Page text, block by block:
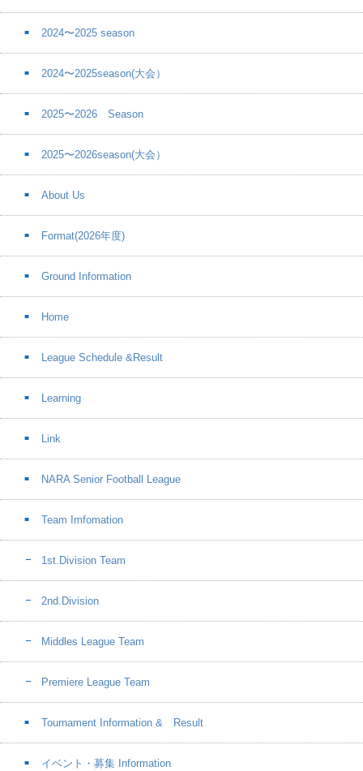
2024〜2025 season
2024〜2025season(大会）
2025〜2026 Season
2025〜2026season(大会）
About Us
Format(2026年度)
Ground Information
Home
League Schedule &Result
Learning
Link
NARA Senior Football League
Team Imfomation
1st.Division Team
2nd.Division
Middles League Team
Premiere League Team
Tournament Information & Result
イベント・募集 Information